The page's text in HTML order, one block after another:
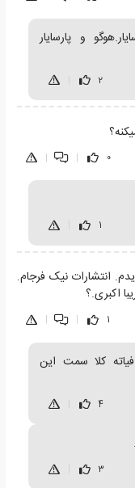
و پارسایار
2
0
|
|
1
انتشارات نیک فرجام.
1
کلا سمت این
4
3